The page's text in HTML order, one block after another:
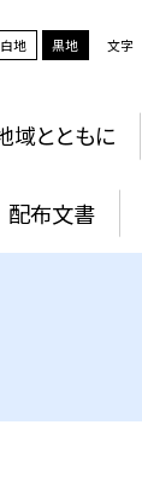
白地 黒地 文字
域とともに
配布文書